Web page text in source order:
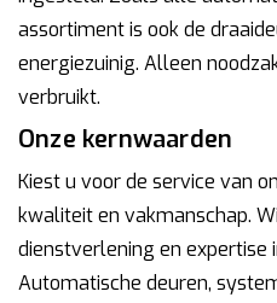
assortiment is ook de
energiezuinig. Alleen
verbruikt.
Onze kernwaarden
Kiest u voor de service van
kwaliteit en vakmanschap.
dienstverlening en expertise
Automatische deuren,